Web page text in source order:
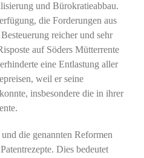
und Bürokratieabbau.
die Forderungen aus
reicher und sehr
auf Söders Mütterrente
eine Entlastung aller
weil er seine
insbesondere die in ihrer
die genannten Reformen
Dies bedeutet